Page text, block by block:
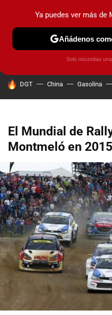
PRUEBAS COCHES
HOY SE HABLA DE
DGT China Gasolina
El Mundial de
Montmeló en 2015
Ya puedes ver más de
Añádenos
Solo necesitas